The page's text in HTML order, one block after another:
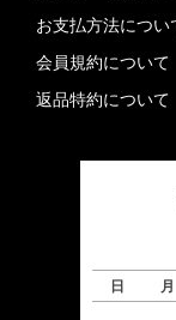
お支払方法につい
会員規約について
返品特約について
日 月